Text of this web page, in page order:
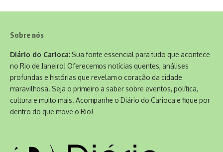
Sobre nós
Diário do Carioca: Sua fonte essencial para tudo que acontece
no Rio de Janeiro! Oferecemos notícias quentes, análises
profundas e histórias que revelam o coração da cidade
maravilhosa. Seja o primeiro a saber sobre eventos, política,
cultura e muito mais. Acompanhe o Diário do Carioca e fique por
dentro do que move o Rio!